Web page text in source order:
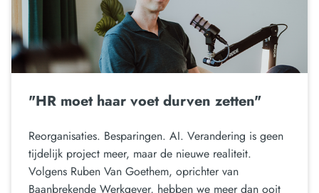
"HR moet haar voet durven zetten"
Reorganisaties. Besparingen. AI. Verandering is geen
tijdelijk project meer, maar de nieuwe realiteit.
Volgens Ruben Van Goethem, oprichter van
Baanbrekende Werkgever, hebben we meer dan ooit